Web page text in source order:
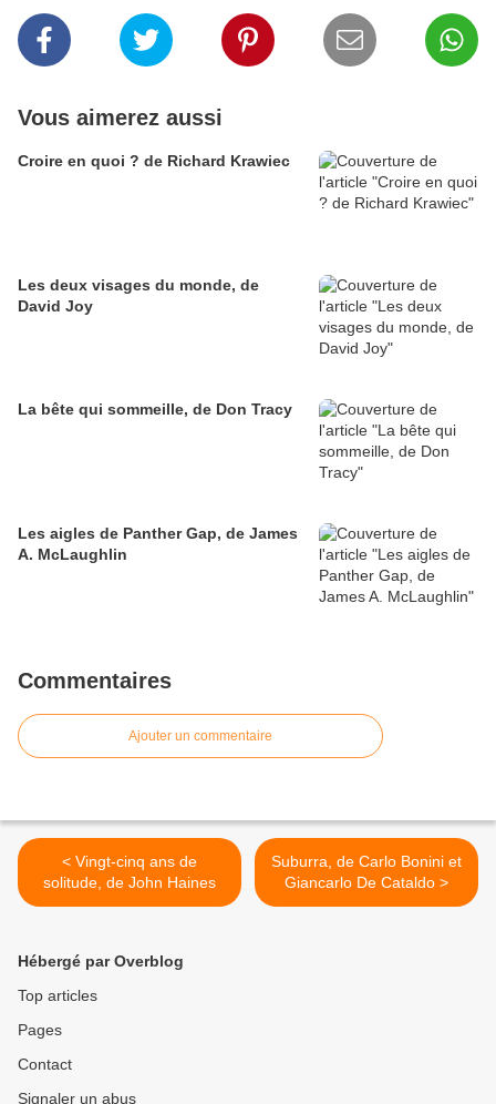
Vous aimerez aussi
Croire en quoi ? de Richard Krawiec
Les deux visages du monde, de
David Joy
La bête qui sommeille, de Don Tracy
Les aigles de Panther Gap, de James
A. McLaughlin
Commentaires
Ajouter un commentaire
< Vingt-cinq ans de
solitude, de John Haines
Suburra, de Carlo Bonini et
Giancarlo De Cataldo >
Hébergé par Overblog
Top articles
Pages
Contact
Signaler un abus